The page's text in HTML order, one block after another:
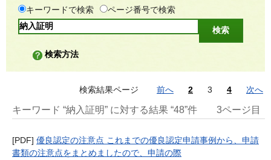
キーワードで検索
ページ番号で検索
検索方法
検索結果ページ 前へ 2 3 4 次へ
キーワード “納入証明” に対する結果 “48”件 3ページ目
[PDF] 優良認定の注意点 これまでの優良認定申請事例から、申請
書類の注意点をまとめましたので、申請の際